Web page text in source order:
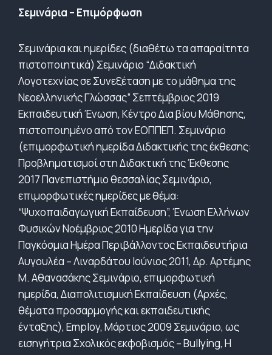
Σεμινάρια – Επιμόρφωση
Σεμινάρια και ημερίδες (διαθέτω τα απαραίτητα
πιστοποιητικά) Σεμινάριο “Διδακτική
Λογοτεχνίας σε Συνεξέταση με το μάθημα της
Νεοελληνικής Γλώσσας” Σεπτέμβριος 2019
Εκπαιδευτική Ένωση, Κέντρο Δια βίου Μάθησης,
πιστοποιημένο από τον ΕΟΠΠΕΠ. Σεμινάριο
(επιμορφωτική ημερίδα Διδακτικής της έκθεσης:
Προβληματισμοί στη Διδακτική της Έκθεσης
2017 Πανεπιστήμιο θεσσαλίας Σεμινάριο,
επιμορφωτικές ημερίδες με θέμα:
“Ψυχοπαιδαγωγική Εκπαίδευση”, Ένωση Ελλήνων
Φυσικών Νοέμβριος 2010 Ημερίδα για την
Παγκόσμια Ημέρα Περιβάλλοντος Εκπαιδευτήρια
Αυγουλέα – Λιναρδάτου Ιούνιος 2011, Δρ. Αρτέμης
Μ. Αθανασάκης Σεμινάριο, επιμορφωτική
ημερίδα, Διαπολιτισμική Εκπαίδευση (Αρχές,
θέματα προσαρμογής και εκπαιδευτικής
ένταξης), Employ, Μάρτιος 2009 Σεμινάριο, ως
εισηγήτρια Σxολικός εκφοβισμός – Bullying, Η